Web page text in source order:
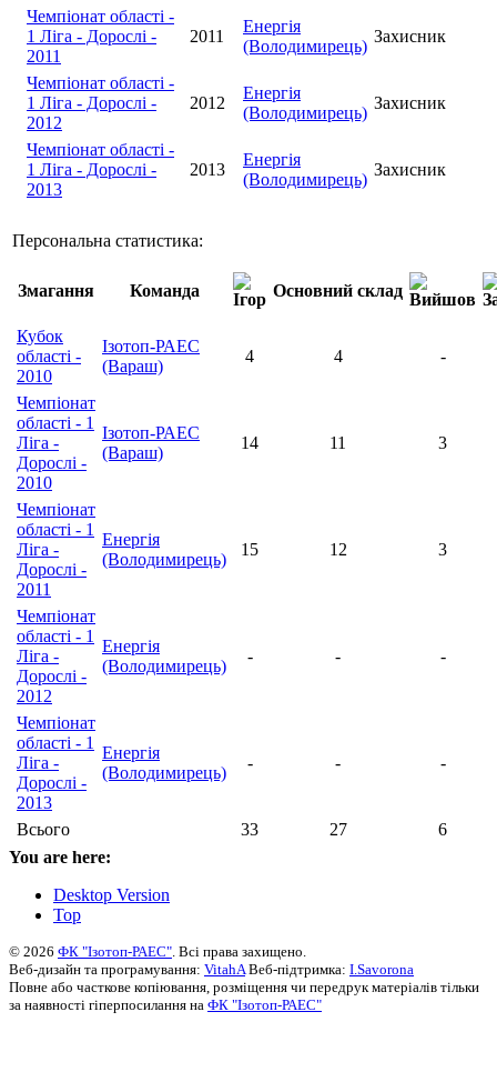
Чемпіонат області -
1 Ліга - Дорослі -
2011
2011
Енергія
(Володимирець)
Захисник
Чемпіонат області -
1 Ліга - Дорослі -
2012
2012
Енергія
(Володимирець)
Захисник
Чемпіонат області -
1 Ліга - Дорослі -
2013
2013
Енергія
(Володимирець)
Захисник
Персональна статистика:
Змагання Команда Основний склад
Кубок
області -
2010
Ізотоп-РАЕС
(Вараш)
4 4 -
Чемпіонат
області - 1
Ліга -
Дорослі -
2010
Ізотоп-РАЕС
(Вараш)
14 11 3
Чемпіонат
області - 1
Ліга -
Дорослі -
2011
Енергія
(Володимирець)
15 12 3
Чемпіонат
області - 1
Ліга -
Дорослі -
2012
Енергія
(Володимирець)
- - -
Чемпіонат
області - 1
Ліга -
Дорослі -
2013
Енергія
(Володимирець)
- - -
Всього 33 27
6
You are here:
Desktop Version
Top
© 2026 ФК "Ізотоп-РАЕС" . Всі права захищено.
Веб-дизайн та програмування: VitahA Веб-підтримка: I.Savorona
Повне або часткове копіювання, розміщення чи передрук матеріалів тільки
за наявності гіперпосилання на ФК "Ізотоп-РАЕС"